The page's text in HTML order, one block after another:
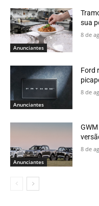
Anunciantes
sua
8 de
Anunciantes
Ford
8 de
Anunciantes
8 de